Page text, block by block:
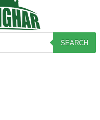
SEARCH